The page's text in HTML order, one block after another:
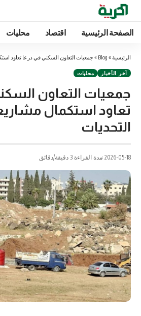
الصفحة الرئيسية اقتصاد محليات
الرئيسية »
Blog
» جمعيات التعاون السكني في درعا تعاود
آخر الأخبار محليات
جمعيات التعاون
تعاود استكمال
التحديات
2026-05-18 مدة القراءة 3 دقيقة/دقائق